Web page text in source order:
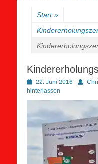
Start »
Posted
on
22. Juni 2016 Autor
hinterlassen